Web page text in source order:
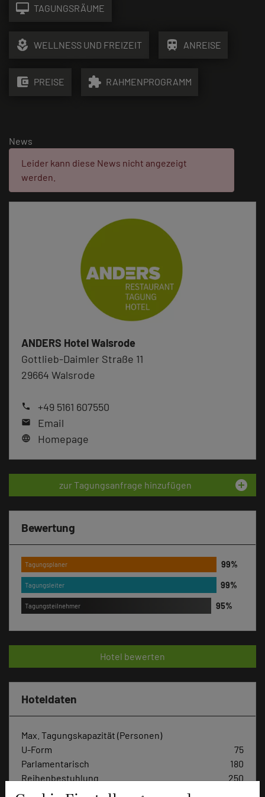
desktop_mac TAGUNGSRÄUME
local_florist WELLNESS UND FREIZEIT train ANREISE
account_balance_wallet PREISE extension RAHMENPROGRAMM
News
Fehler:
Leider kann diese News nicht angezeigt
werden.
ANDERS Hotel Walsrode
Gottlieb-Daimler Straße 11
29664 Walsrode
phone +49 5161 607550
mail Email
language Homepage
zur Tagungsanfrage hinzufügen add_circle
Bewertung
Tagungsplaner
Tagungsleiter
Tagungsteilnehmer
Hotel bewerten
Hoteldaten
Max. Tagungskapazität (Personen)
U-Form
75
Parlamentarisch
180
Reihenbestuhlung
250
Tagungsräume